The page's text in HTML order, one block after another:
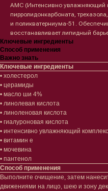
AMC (Интенсивно увлажняющий
пирролидонкарбоната,
и поликватерниума-51.
восстанавливает липидный
Ключевые ингредиенты
Способ применения
Важно знать
Ключевые ингредиенты
• холестерол
• церамиды
• масло ши 4%
• линолевая кислота
• линоленовая кислота
• гиалуроновая кислота
• интенсивно увлажняющий комплекс
• витамин е
• мочевина
• пантенол
Способ применения
Выполните очищение, затем
движениями на лицо, шею и зону
Кремы
Лицо
Проблемы
Очищение
Увлажнение/питание
Сыворотки/ эссенции
Ретинол
Защита от солнца
Тонизация
Восстановление
Маски и патчи
Уход за губами
Декоротивная косметика
Волосы
Проблемы
Шампуни